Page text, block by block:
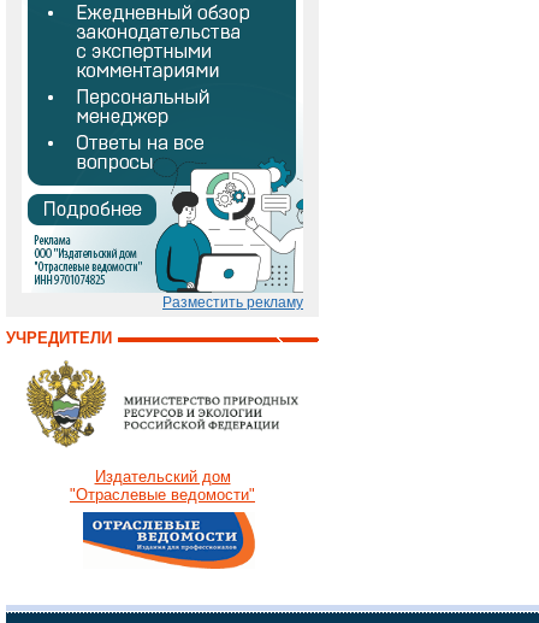
Разместить рекламу
УЧРЕДИТЕЛИ
Издательский дом
"Отраслевые ведомости"